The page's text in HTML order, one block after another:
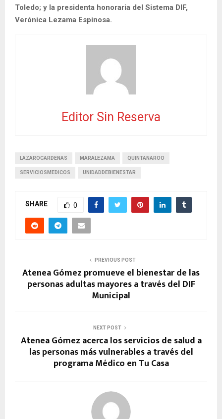
Toledo; y la presidenta honoraria del Sistema DIF,
Verónica Lezama Espinosa.
Editor Sin Reserva
LAZAROCARDENAS MARALEZAMA QUINTANAROO
SERVICIOSMEDICOS UNIDADDEBIENESTAR
SHARE 0
PREVIOUS POST
Atenea Gómez promueve el bienestar de las
personas adultas mayores a través del DIF
Municipal
NEXT POST
Atenea Gómez acerca los servicios de salud a
las personas más vulnerables a través del
programa Médico en Tu Casa